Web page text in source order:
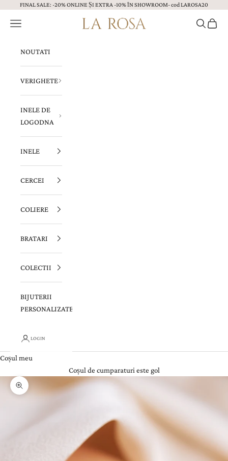
Sari la continut
FINAL SALE: -20% ONLINE ȘI EXTRA -10% ÎN SHOWROOM- cod LAROSA20
Bijuterii LA ROSA
Menu CautăCoș
NOUTATI
VERIGHETE
INELE DE
LOGODNA
INELE
CERCEI
COLIERE
BRATARI
COLECTII
BIJUTERII
PERSONALIZATE
LOGIN
Coșul meu
Coșul de cumparaturi este gol
Zoom